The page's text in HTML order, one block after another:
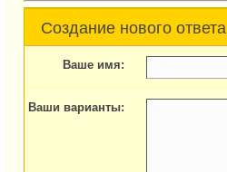
Создание нового ответа
Ваше имя:
Ваши варианты: